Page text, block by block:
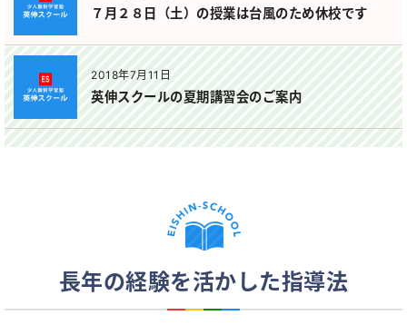
７月２８日（土）の授業は台風のため休校です
2018年7月11日
英伸スクールの夏期講習会のご案内
長年の経験を活かした指導法